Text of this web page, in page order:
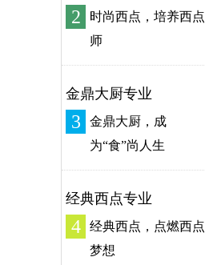
2
时尚西点，培养西点
师
金鼎大厨专业
3
金鼎大厨，成
为“食”尚人生
经典西点专业
4
经典西点，点燃西点
梦想